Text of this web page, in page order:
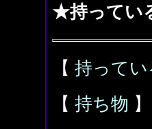
★持ってい
【 持って
【 持ち物 】